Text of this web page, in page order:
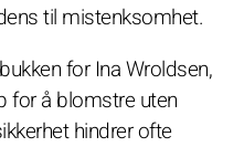
til mistenksomhet.
for Ina Wroldsen,
for å blomstre uten
hindrer ofte